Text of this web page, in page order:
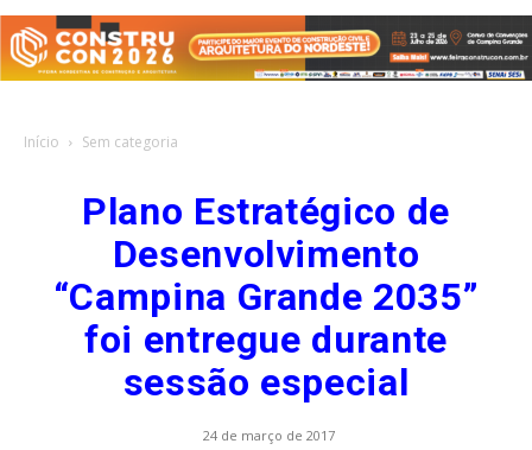
Início Sem categoria
Plano Estratégico de
Desenvolvimento
“Campina Grande 2035”
foi entregue durante
sessão especial
24 de março de 2017